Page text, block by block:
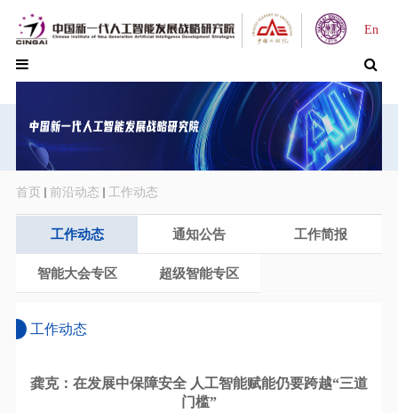
En
首页 前沿动态 工作动态
工作动态 通知公告 工作简报
智能大会专区 超级智能专区
工作动态
龚克：在发展中保障安全 人工智能赋能仍要跨越“三道
门槛”